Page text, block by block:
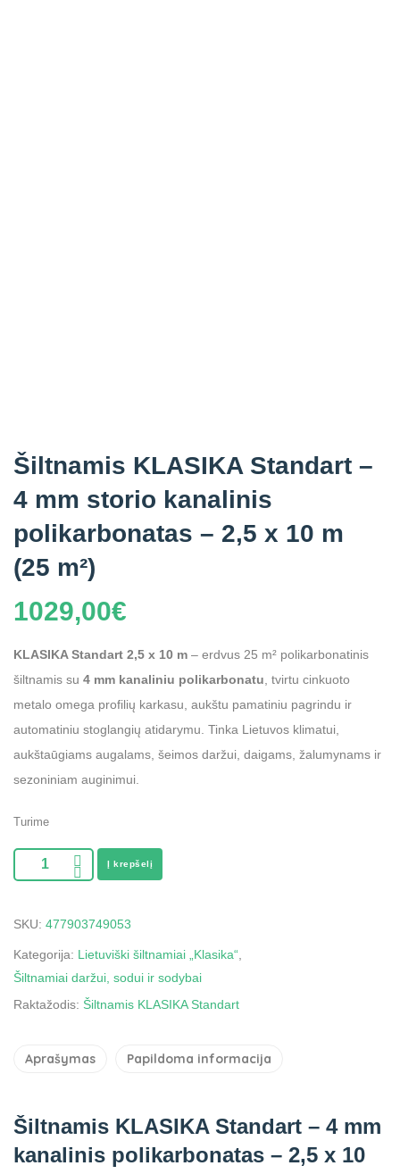
Šiltnamis KLASIKA Standart –
4 mm storio kanalinis
polikarbonatas – 2,5 x 10 m
(25 m²)
1029,00€
KLASIKA Standart 2,5 x 10 m – erdvus 25 m² polikarbonatinis
šiltnamis su 4 mm kanaliniu polikarbonatu , tvirtu cinkuoto
metalo omega profilių karkasu, aukštu pamatiniu pagrindu ir
automatiniu stoglangių atidarymu. Tinka Lietuvos klimatui,
aukštaūgiams augalams, šeimos daržui, daigams, žalumynams ir
sezoniniam auginimui.
Turime
Į krepšelį
SKU: 477903749053
Kategorija: Lietuviški šiltnamiai „Klasika“
Šiltnamiai daržui, sodui ir sodybai
Raktažodis: Šiltnamis KLASIKA Standart
Aprašymas Papildoma informacija
Šiltnamis KLASIKA Standart – 4 mm
kanalinis polikarbonatas – 2,5 x 10